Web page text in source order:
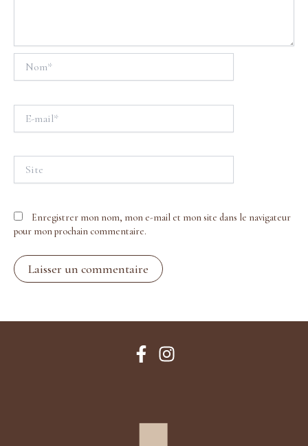
mail*
Enregistrer mon nom, mon e-mail et mon site dans le navigateur
pour mon prochain commentaire.